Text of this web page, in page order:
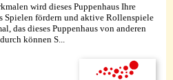
wird dieses Puppenhaus Ihre
Spielen fördern und aktive Rollenspiele
das dieses Puppenhaus von anderen
können S...